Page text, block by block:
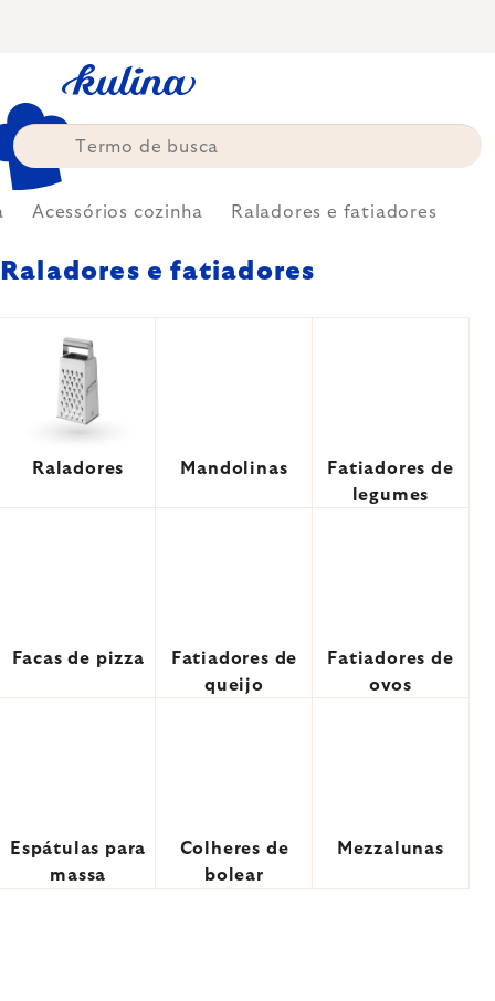
Acessórios cozinha Raladores e fatiadores
Raladores e fatiadores
Raladores Mandolinas
Fatiadores de
legumes
Facas de pizza
Fatiadores de
queijo
Fatiadores de
ovos
Espátulas para
massa
Colheres de
bolear
Mezzalunas